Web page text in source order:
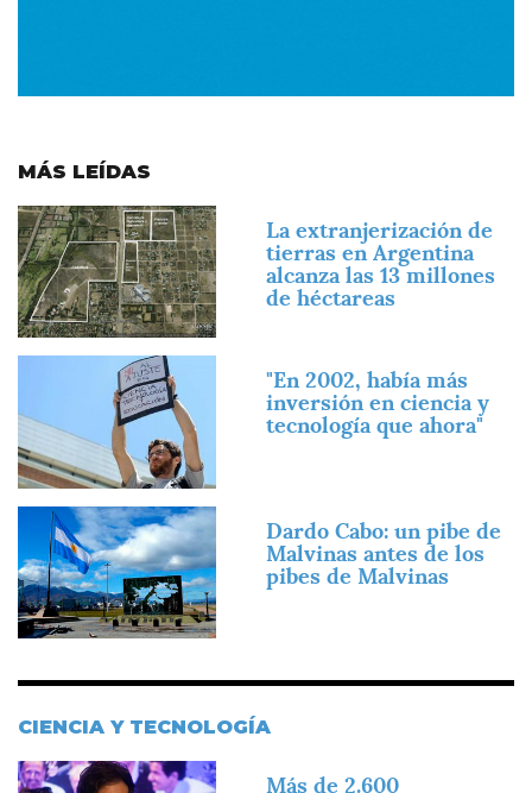
MÁS LEÍDAS
Imagen
La extranjerización de
tierras en Argentina
alcanza las 13 millones
de héctareas
"En 2002, había más
inversión en ciencia y
tecnología que ahora"
Imagen
Dardo Cabo: un pibe de
Malvinas antes de los
pibes de Malvinas
CIENCIA Y TECNOLOGÍA
Imagen Más de 2.600